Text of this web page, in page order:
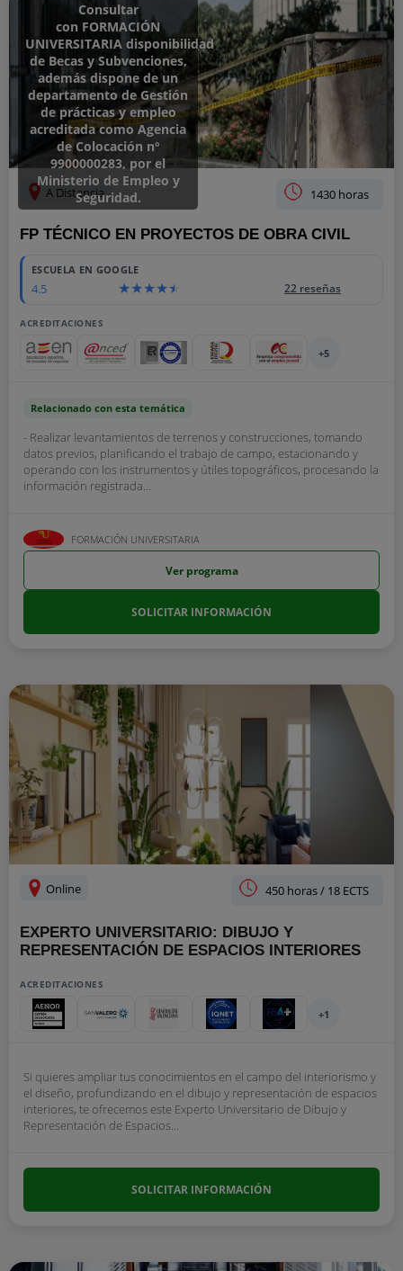
Consultar
con FORMACIÓN
UNIVERSITARIA disponibilidad
de Becas y Subvenciones,
además dispone de un
departamento de Gestión
de prácticas y empleo
acreditada como Agencia
de Colocación nº
9900000283, por el
Ministerio de Empleo y
Seguridad.
A Distancia 1430 horas
FP TÉCNICO EN PROYECTOS DE OBRA CIVIL
ESCUELA EN GOOGLE
4.5 22 reseñas
ACREDITACIONES
+5
Relacionado con esta temática
- Realizar levantamientos de terrenos y construcciones, tomando
datos previos, planificando el trabajo de campo, estacionando y
operando con los instrumentos y útiles topográficos, procesando la
información registrada...
FORMACIÓN UNIVERSITARIA
Ver programa
SOLICITAR INFORMACIÓN
Online 450 horas / 18 ECTS
EXPERTO UNIVERSITARIO: DIBUJO Y
REPRESENTACIÓN DE ESPACIOS INTERIORES
ACREDITACIONES
+1
Si quieres ampliar tus conocimientos en el campo del interiorismo y
el diseño, profundizando en el dibujo y representación de espacios
interiores, te ofrecemos este Experto Universitario de Dibujo y
Representación de Espacios...
SOLICITAR INFORMACIÓN